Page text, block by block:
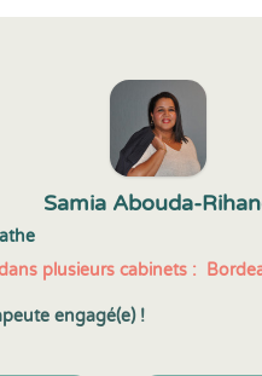
Samia Abouda-
plusieurs cabinets :
engagé(e) !